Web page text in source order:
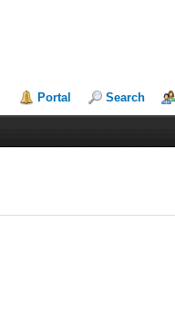
Portal Search